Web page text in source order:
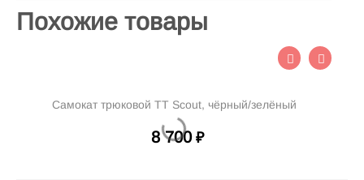
Похожие товары
Самокат трюковой TT Scout, чёрный/зелёный
8 700 ₽